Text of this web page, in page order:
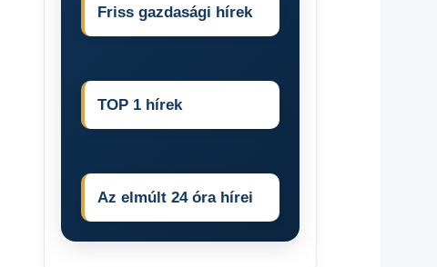
Friss gazdasági hírek
TOP 1 hírek
Az elmúlt 24 óra hírei